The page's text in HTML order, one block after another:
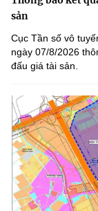
sản
Cục Tần số vô
ngày 07/8/2026
đấu giá tài sản.